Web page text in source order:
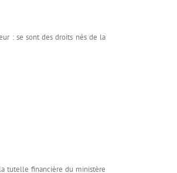
: se sont des droits nés de la
tutelle financière du ministère